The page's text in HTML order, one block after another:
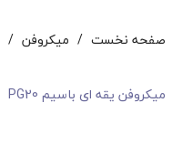
صفحه نخست میکروفن
میکروفن یقه ای باسیم PG20